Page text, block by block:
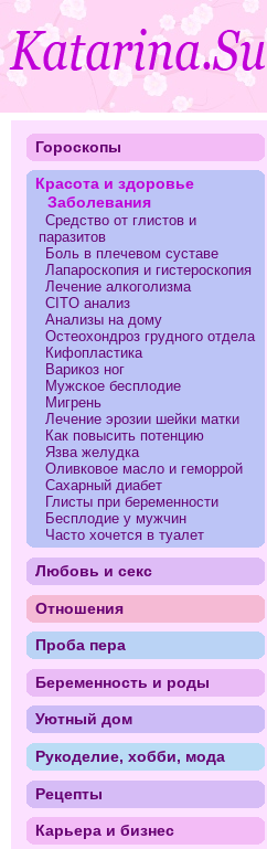
Гороскопы
Красота и здоровье
Заболевания
Средство от глистов и
паразитов
Боль в плечевом суставе
Лапароскопия и гистероскопия
Лечение алкоголизма
CITO анализ
Анализы на дому
Остеохондроз грудного отдела
Кифопластика
Варикоз ног
Мужское бесплодие
Мигрень
Лечение эрозии шейки матки
Как повысить потенцию
Язва желудка
Оливковое масло и геморрой
Сахарный диабет
Глисты при беременности
Бесплодие у мужчин
Часто хочется в туалет
Любовь и секс
Отношения
Проба пера
Беременность и роды
Уютный дом
Рукоделие, хобби, мода
Рецепты
Карьера и бизнес